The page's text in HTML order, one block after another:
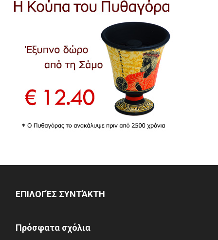
ΕΠΙΛΟΓΈΣ ΣΥΝΤΆΚΤΗ
Πρόσφατα σχόλια